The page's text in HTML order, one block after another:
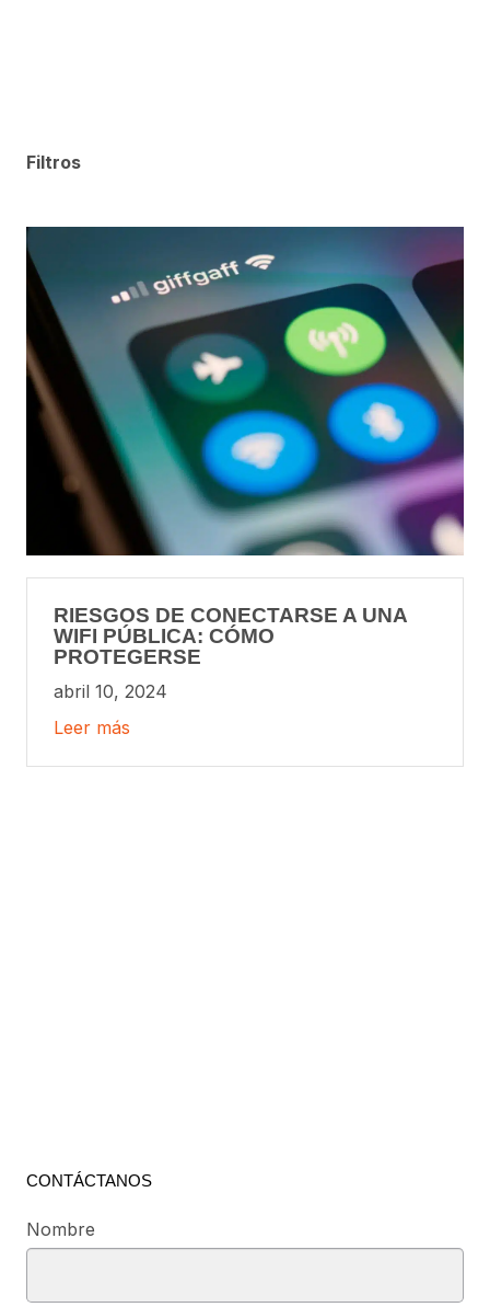
Filtros
RIESGOS DE CONECTARSE A UNA
WIFI PÚBLICA: CÓMO
PROTEGERSE
abril 10, 2024
Leer más
CONTÁCTANOS
Nombre